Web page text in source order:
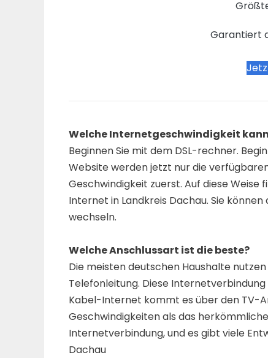
Garantiert
Welche Internetgeschwindigkeit
Beginnen Sie mit dem DSL-rechner.
Website werden jetzt nur die
Geschwindigkeit zuerst. Auf diese Weise
Internet in Landkreis Dachau. Sie
wechseln.
Welche Anschlussart ist die beste?
Die meisten deutschen Haushalte
Telefonleitung. Diese
Kabel-Internet kommt es über den TV-
Geschwindigkeiten als das
Internetverbindung, und es gibt viele
Dachau